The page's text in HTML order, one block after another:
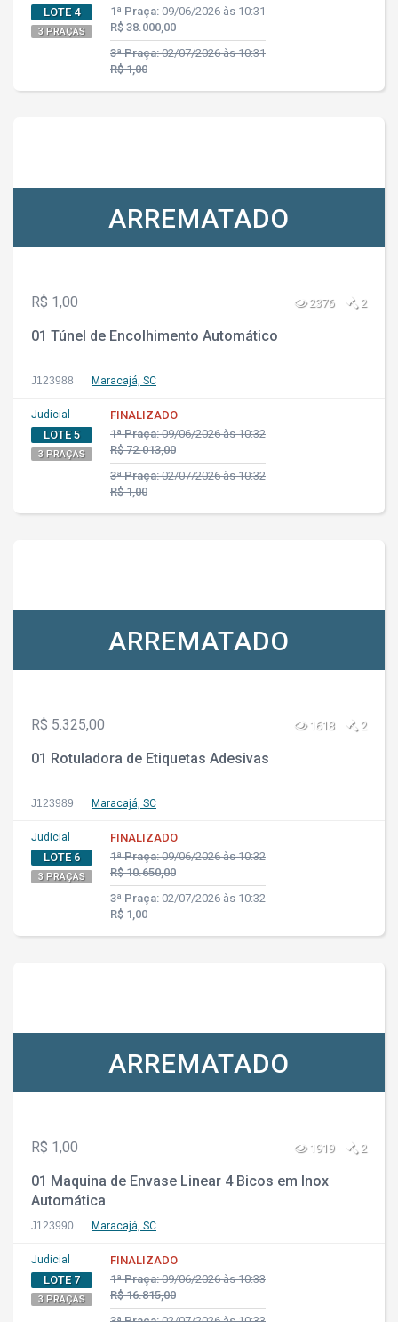
LOTE 4
3 PRAÇAS
1ª Praça:09/06/2026 às 10:31
R$ 38.000,00
3ª Praça:02/07/2026 às 10:31
R$ 1,00
ARREMATADO
R$ 1,00 2376 2
01 Túnel de Encolhimento Automático
J123988 Maracajá, SC
Judicial
LOTE 5
3 PRAÇAS
FINALIZADO
1ª Praça:09/06/2026 às 10:32
R$ 72.013,00
3ª Praça:02/07/2026 às 10:32
R$ 1,00
ARREMATADO
R$ 5.325,00 1618 2
01 Rotuladora de Etiquetas Adesivas
J123989 Maracajá, SC
Judicial
LOTE 6
3 PRAÇAS
FINALIZADO
1ª Praça:09/06/2026 às 10:32
R$ 10.650,00
3ª Praça:02/07/2026 às 10:32
R$ 1,00
ARREMATADO
R$ 1,00 1919 2
01 Maquina de Envase Linear 4 Bicos em Inox
Automática
J123990 Maracajá, SC
Judicial
LOTE 7
3 PRAÇAS
FINALIZADO
1ª Praça:09/06/2026 às 10:33
R$ 16.815,00